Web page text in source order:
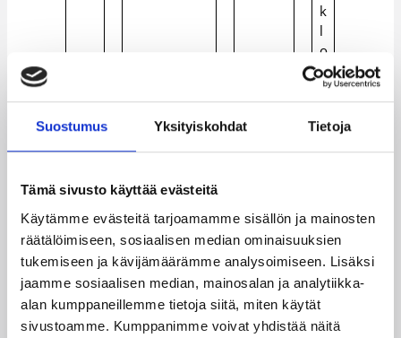
Suostumus Yksityiskohdat Tietoja
Tämä sivusto käyttää evästeitä
Käytämme evästeitä tarjoamamme sisällön ja mainosten
räätälöimiseen, sosiaalisen median ominaisuuksien
tukemiseen ja kävijämäärämme analysoimiseen. Lisäksi
jaamme sosiaalisen median, mainosalan ja analytiikka-
alan kumppaneillemme tietoja siitä, miten käytät
sivustoamme. Kumppanimme voivat yhdistää näitä
k
l
o
1
4
0
0
12.
08.
Puola –
Suomi
Tallinn
a, EST
o
1
3
:
0
0